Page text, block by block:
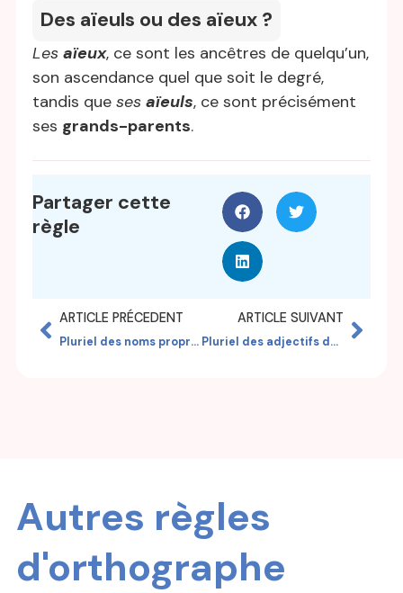
Des aïeuls ou des aïeux ?
Les aïeux, ce sont les ancêtres de quelqu’un,
son ascendance quel que soit le degré,
tandis que ses aïeuls, ce sont précisément
ses grands-parents.
Partager cette
règle
ARTICLE PRÉCEDENT
Pluriel des noms propres désignant des lieux
ARTICLE SUIVANT
Pluriel des adjectifs de couleur
Autres règles
d'orthographe